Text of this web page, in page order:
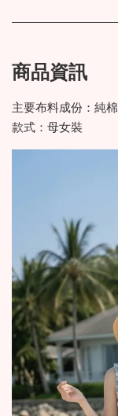
商品資訊
主要布料成份：純棉
款式：母女裝